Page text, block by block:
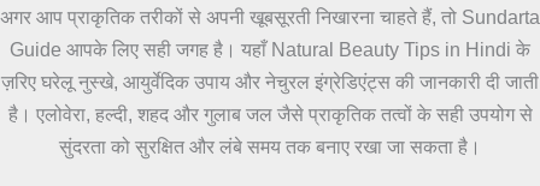
अगर आप प्राकृतिक तरीकों से अपनी खूबसूरती निखारना चाहते हैं, तो Sundarta
Guide आपके लिए सही जगह है। यहाँ Natural Beauty Tips in Hindi के
ज़रिए घरेलू नुस्खे, आयुर्वेदिक उपाय और नेचुरल इंग्रेडिएंट्स की जानकारी दी जाती
है। एलोवेरा, हल्दी, शहद और गुलाब जल जैसे प्राकृतिक तत्वों के सही उपयोग से
सुंदरता को सुरक्षित और लंबे समय तक बनाए रखा जा सकता है।